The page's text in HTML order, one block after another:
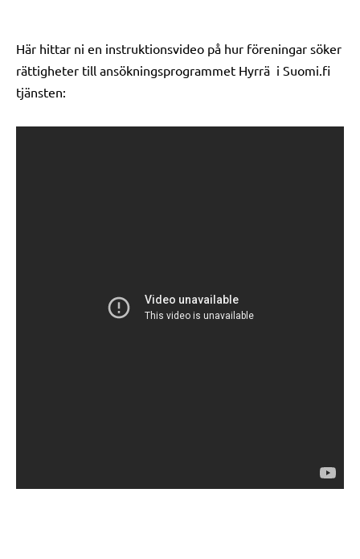
Här hittar ni en instruktionsvideo på hur föreningar söker
rättigheter till ansökningsprogrammet Hyrrä i Suomi.fi
tjänsten: